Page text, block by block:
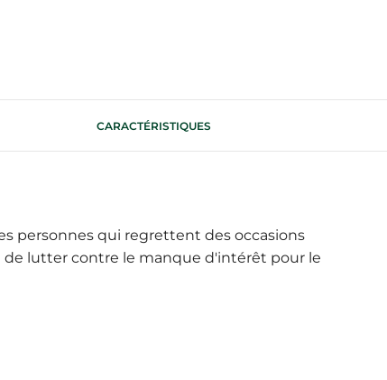
CARACTÉRISTIQUES
personnes qui regrettent des occasions
de lutter contre le manque d'intérêt pour le